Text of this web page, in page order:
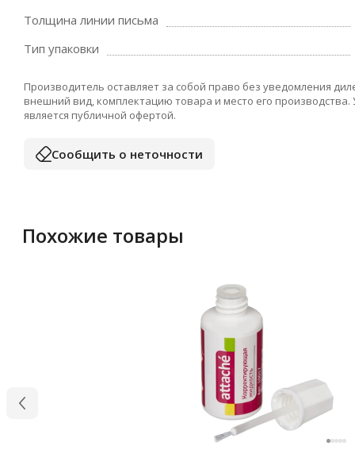
Толщина линии письма
Тип упаковки
Производитель оставляет за собой право без уведомления
внешний вид, комплектацию товара и место его
является публичной офертой.
Сообщить о неточности
Похожие товары